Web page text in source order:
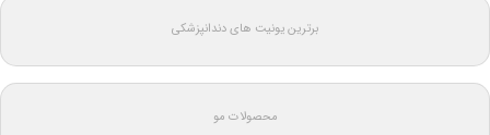
برترین یونیت های دندانپزشکی
محصولات مو